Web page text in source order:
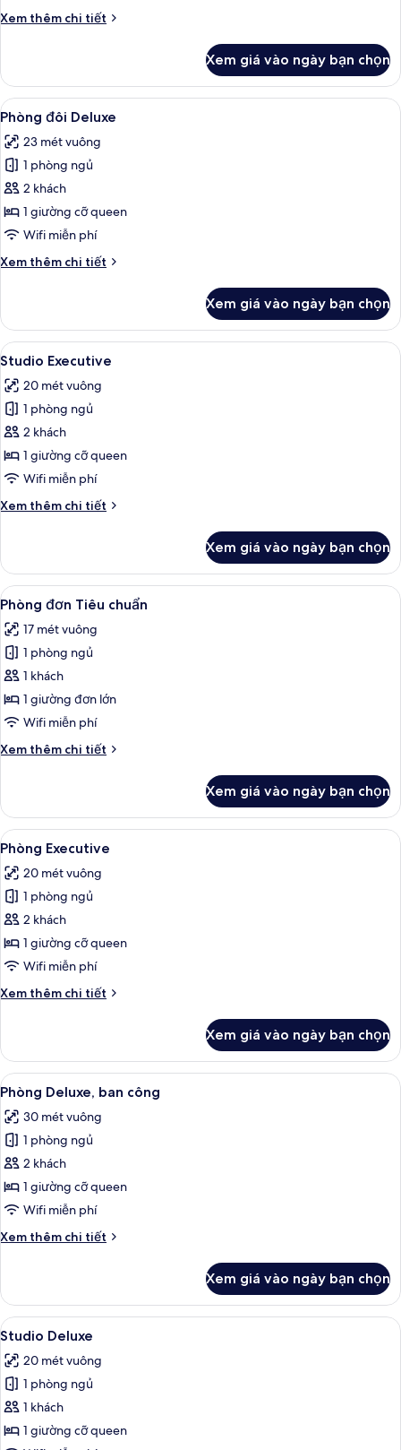
Xem thêm chi tiết
Chi
Phòng
đôi
Executive
Xem giá vào ngày bạn chọn
Xem
tất
cả
ảnh
Phòng
đôi
Deluxe
Phòng đôi Deluxe | Bộ đồ giường
6
Phòng đôi Deluxe
23 mét vuông
1 phòng ngủ
2 khách
1 giường cỡ queen
Wifi miễn phí
Xem thêm chi tiết
Chi
Phòng
đôi
Deluxe
Xem giá vào ngày bạn chọn
Xem
tất
cả
ảnh
Studio
Executive
Studio Executive | Bộ đồ giường
6
Studio Executive
20 mét vuông
1 phòng ngủ
2 khách
1 giường cỡ queen
Wifi miễn phí
Xem thêm chi tiết
Chi
Studio
Executive
Xem giá vào ngày bạn chọn
Xem
tất
cả
ảnh
Phòng
đơn
Tiêu
Phòng đơn Tiêu chuẩn | Bộ đồ
7
Phòng đơn Tiêu chuẩn
17 mét vuông
1 phòng ngủ
1 khách
1 giường đơn lớn
Wifi miễn phí
Xem thêm chi tiết
Chi
Phòng
đơn
Tiêu
chuẩn
Xem giá vào ngày bạn chọn
Xem
tất
cả
ảnh
Phòng
Executive
Phòng Executive | Bộ đồ giường
6
Phòng Executive
20 mét vuông
1 phòng ngủ
2 khách
1 giường cỡ queen
Wifi miễn phí
Xem thêm chi tiết
Chi
Phòng
Executive
Xem giá vào ngày bạn chọn
Xem
tất
cả
ảnh
Phòng
Deluxe,
ban
Phòng Deluxe, ban công | Bộ đồ
7
Phòng Deluxe, ban công
30 mét vuông
1 phòng ngủ
2 khách
1 giường cỡ queen
Wifi miễn phí
Xem thêm chi tiết
Chi
Phòng
Deluxe,
ban
Xem giá vào ngày bạn chọn
Xem
tất
cả
ảnh
Studio
Deluxe
Studio Deluxe | Bộ đồ giường cao
7
Studio Deluxe
20 mét vuông
1 phòng ngủ
1 khách
1 giường cỡ queen